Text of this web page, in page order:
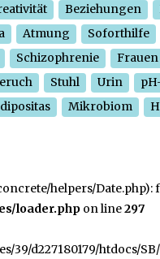
Beziehungen
Atmung Soforthilfe
Schizophrenie
Frauen
Stuhl Urin
Mikrobiom
helpers/
loader.php on line297
39/d227180179/htdocs/